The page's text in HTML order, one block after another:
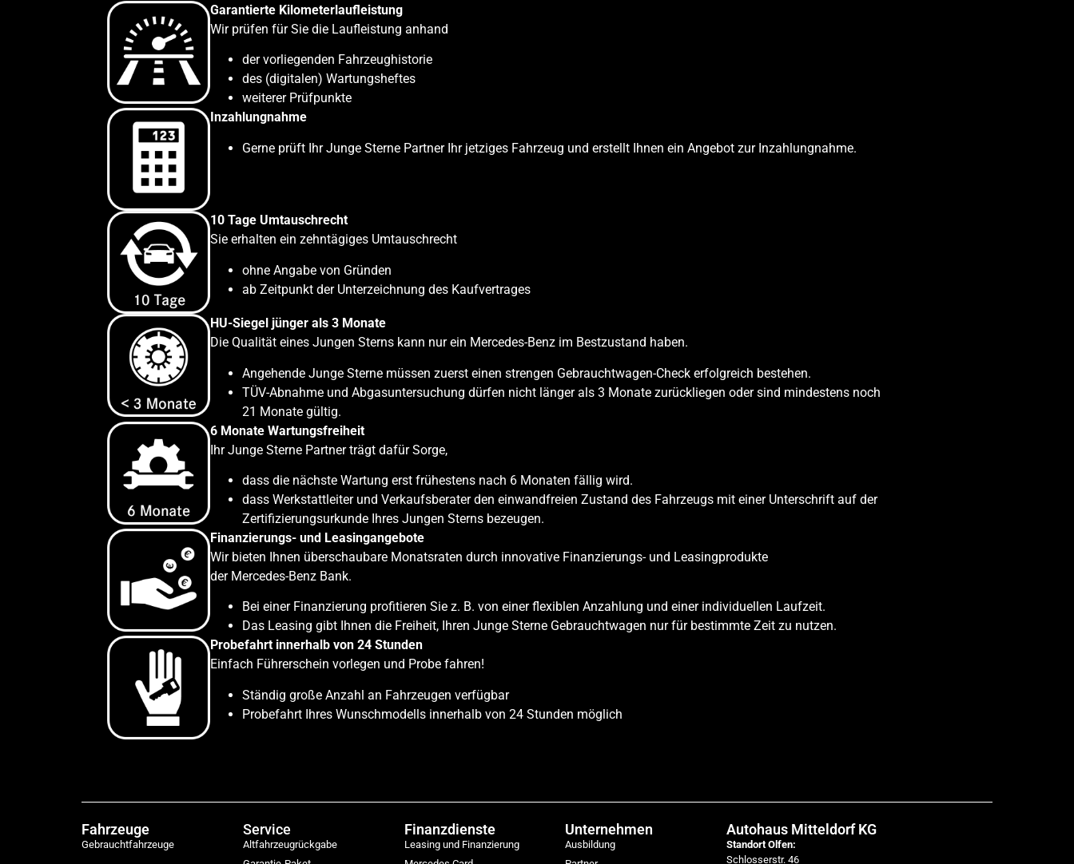
Garantierte Kilometerlaufleistung
Wir prüfen für Sie die Laufleistung anhand
der vorliegenden Fahrzeughistorie
des (digitalen) Wartungsheftes
weiterer Prüfpunkte
Inzahlungnahme
Gerne prüft Ihr Junge Sterne Partner Ihr jetziges Fahrzeug und erstellt Ihnen ein Angebot zur Inzahlungnahme.
10 Tage Umtauschrecht
Sie erhalten ein zehntägiges Umtauschrecht
ohne Angabe von Gründen
ab Zeitpunkt der Unterzeichnung des Kaufvertrages
HU-Siegel jünger als 3 Monate
Die Qualität eines Jungen Sterns kann nur ein Mercedes-Benz im Bestzustand haben.
Angehende Junge Sterne müssen zuerst einen strengen Gebrauchtwagen-Check erfolgreich bestehen.
TÜV-Abnahme und Abgasuntersuchung dürfen nicht länger als 3 Monate zurückliegen oder sind mindestens noch
21 Monate gültig.
6 Monate Wartungsfreiheit
Ihr Junge Sterne Partner trägt dafür Sorge,
dass die nächste Wartung erst frühestens nach 6 Monaten fällig wird.
dass Werkstattleiter und Verkaufsberater den einwandfreien Zustand des Fahrzeugs mit einer Unterschrift auf der
Zertifizierungsurkunde Ihres Jungen Sterns bezeugen.
Finanzierungs- und Leasingangebote
Wir bieten Ihnen überschaubare Monatsraten durch innovative Finanzierungs- und Leasingprodukte
der Mercedes-Benz Bank.
Bei einer Finanzierung profitieren Sie z. B. von einer flexiblen Anzahlung und einer individuellen Laufzeit.
Das Leasing gibt Ihnen die Freiheit, Ihren Junge Sterne Gebrauchtwagen nur für bestimmte Zeit zu nutzen.
Probefahrt innerhalb von 24 Stunden
Einfach Führerschein vorlegen und Probe fahren!
Ständig große Anzahl an Fahrzeugen verfügbar
Probefahrt Ihres Wunschmodells innerhalb von 24 Stunden möglich
Fahrzeuge
Gebrauchtfahrzeuge
Service
Altfahrzeugrückgabe
Finanzdienste
Leasing und Finanzierung
Unternehmen
Ausbildung
Autohaus Mitteldorf KG
Standort Olfen:
Schlosserstr. 46